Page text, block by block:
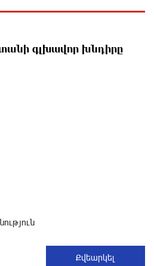
են` հաջակցություն Հայ
ժողովրդի ցեղասպանության
է իր գոյության
Կաթողիկոսին. Մարիաննա
գլխավոր խնդիրը